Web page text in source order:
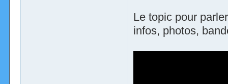
Le topic pour
infos, photos,